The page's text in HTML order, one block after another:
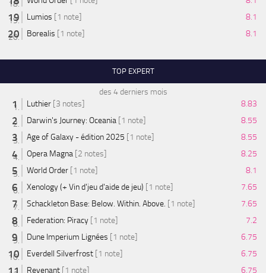
Lumios [1 note]
8.1
Borealis [1 note] 8.1
TOP EXPERT
des 4 derniers mois
Luthier [3 notes]
8.83
Darwin's Journey: Oceania [1 note]
8.55
Age of Galaxy - édition 2025 [1 note]
8.55
Opera Magna [2 notes]
8.25
World Order [1 note]
8.1
Xenology (+ Vin d'jeu d'aide de jeu) [1 note]
7.65
Schackleton Base: Below. Within. Above. [1 note]
7.65
Federation: Piracy [1 note]
7.2
Dune Imperium Lignées [1 note]
6.75
Everdell Silverfrost [1 note]
6.75
Revenant [1 note] 6.75